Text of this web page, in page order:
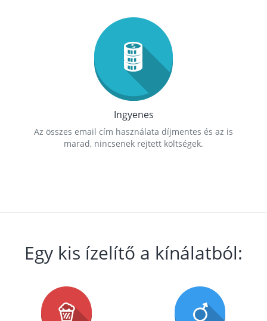
Ingyenes
Az összes email cím használata díjmentes és az is
marad, nincsenek rejtett költségek.
Egy kis ízelítő a kínálatból: